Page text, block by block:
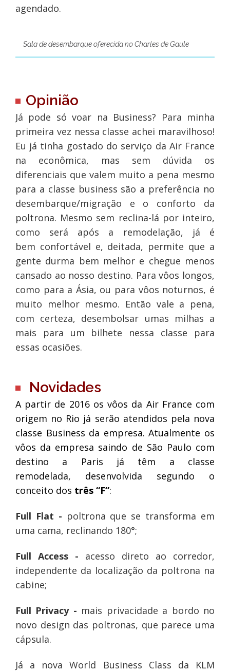
agendado.
Sala de desembarque oferecida no Charles de Gaule
Opinião
Já pode só voar na Business? Para minha
primeira vez nessa classe achei maravilhoso!
Eu já tinha gostado do serviço da Air France
na econômica, mas sem dúvida os
diferenciais que valem muito a pena mesmo
para a classe business são a preferência no
desembarque/migração e o conforto da
poltrona. Mesmo sem reclina-lá por inteiro,
como será após a remodelação, já é
bem confortável e, deitada, permite que a
gente durma bem melhor e chegue menos
cansado ao nosso destino. Para vôos longos,
como para a Ásia, ou para vôos noturnos, é
muito melhor mesmo. Então vale a pena,
com certeza, desembolsar umas milhas a
mais para um bilhete nessa classe para
essas ocasiões.
Novidades
A partir de 2016 os vôos da Air France com
origem no Rio já serão atendidos pela nova
classe Business da empresa. Atualmente os
vôos da empresa saindo de São Paulo com
destino a Paris já têm a classe
remodelada, desenvolvida segundo o
conceito dos três “F”:
Full Flat - poltrona que se transforma em
uma cama, reclinando 180°;
Full Access - acesso direto ao corredor,
independente da localização da poltrona na
cabine;
Full Privacy - mais privacidade a bordo no
novo design das poltronas, que parece uma
cápsula.
Já a nova World Business Class da KLM